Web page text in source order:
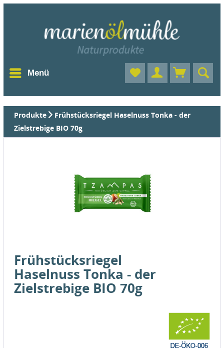
Menü
Produkte
Frühstücksriegel Haselnuss Tonka - der
Zielstrebige BIO 70g
Frühstücksriegel
Haselnuss Tonka - der
Zielstrebige BIO 70g